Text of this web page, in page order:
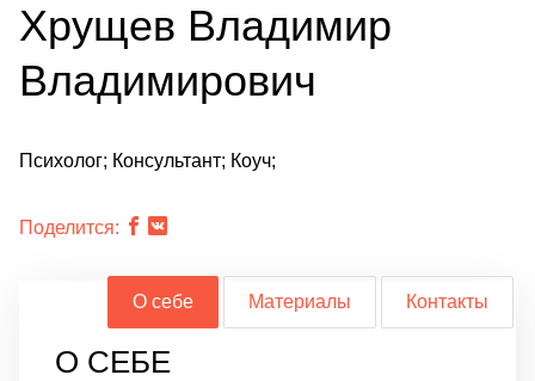
Хрущев Владимир
Владимирович
Психолог; Консультант; Коуч;
Поделится:
О себе Материалы Контакты
О СЕБЕ